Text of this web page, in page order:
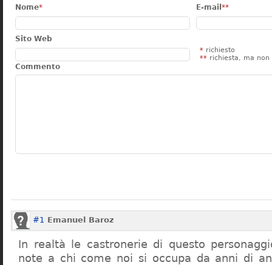
Nome* E-mail **
Sito Web
* richiesto
** richiesta, ma non
Commento
#1 Emanuel Baroz
In realtà le castronerie di questo
note a chi come noi si occupa da anni di